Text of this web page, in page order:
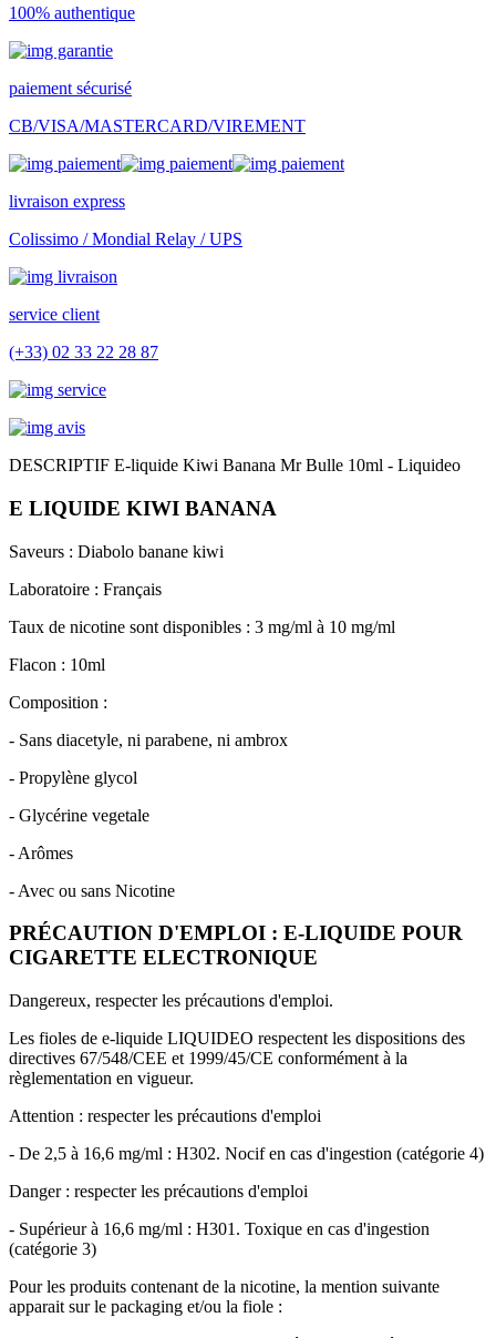
100% authentique
paiement sécurisé
CB/VISA/MASTERCARD/VIREMENT
livraison express
Colissimo / Mondial Relay / UPS
service client
(+33) 02 33 22 28 87
DESCRIPTIF E-liquide Kiwi Banana Mr Bulle 10ml - Liquideo
E LIQUIDE KIWI BANANA
Saveurs : Diabolo banane kiwi
Laboratoire : Français
Taux de nicotine sont disponibles : 3 mg/ml à 10 mg/ml
Flacon : 10ml
Composition :
- Sans diacetyle, ni parabene, ni ambrox
- Propylène glycol
- Glycérine vegetale
- Arômes
- Avec ou sans Nicotine
PRÉCAUTION D'EMPLOI : E-LIQUIDE POUR
CIGARETTE ELECTRONIQUE
Dangereux, respecter les précautions d'emploi.
Les fioles de e-liquide LIQUIDEO respectent les dispositions des
directives 67/548/CEE et 1999/45/CE conformément à la
règlementation en vigueur.
Attention : respecter les précautions d'emploi
- De 2,5 à 16,6 mg/ml : H302. Nocif en cas d'ingestion (catégorie 4)
Danger : respecter les précautions d'emploi
- Supérieur à 16,6 mg/ml : H301. Toxique en cas d'ingestion
(catégorie 3)
Pour les produits contenant de la nicotine, la mention suivante
apparait sur le packaging et/ou la fiole :